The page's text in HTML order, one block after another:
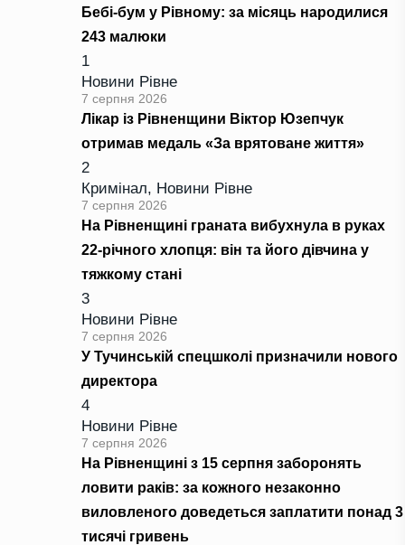
Бебі-бум у Рівному: за місяць народилися
243 малюки
1
Новини Рівне
7 серпня 2026
Лікар із Рівненщини Віктор Юзепчук
отримав медаль «За врятоване життя»
2
Кримінал, Новини Рівне
7 серпня 2026
На Рівненщині граната вибухнула в руках
22-річного хлопця: він та його дівчина у
тяжкому стані
3
Новини Рівне
7 серпня 2026
У Тучинській спецшколі призначили нового
директора
4
Новини Рівне
7 серпня 2026
На Рівненщині з 15 серпня заборонять
ловити раків: за кожного незаконно
виловленого доведеться заплатити понад 3
тисячі гривень